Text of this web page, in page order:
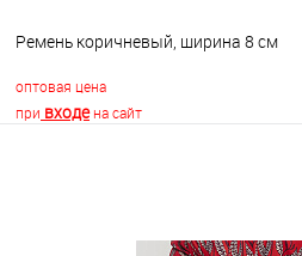
Ремень коричневый, ширина 8 см
оптовая цена
при входена сайт